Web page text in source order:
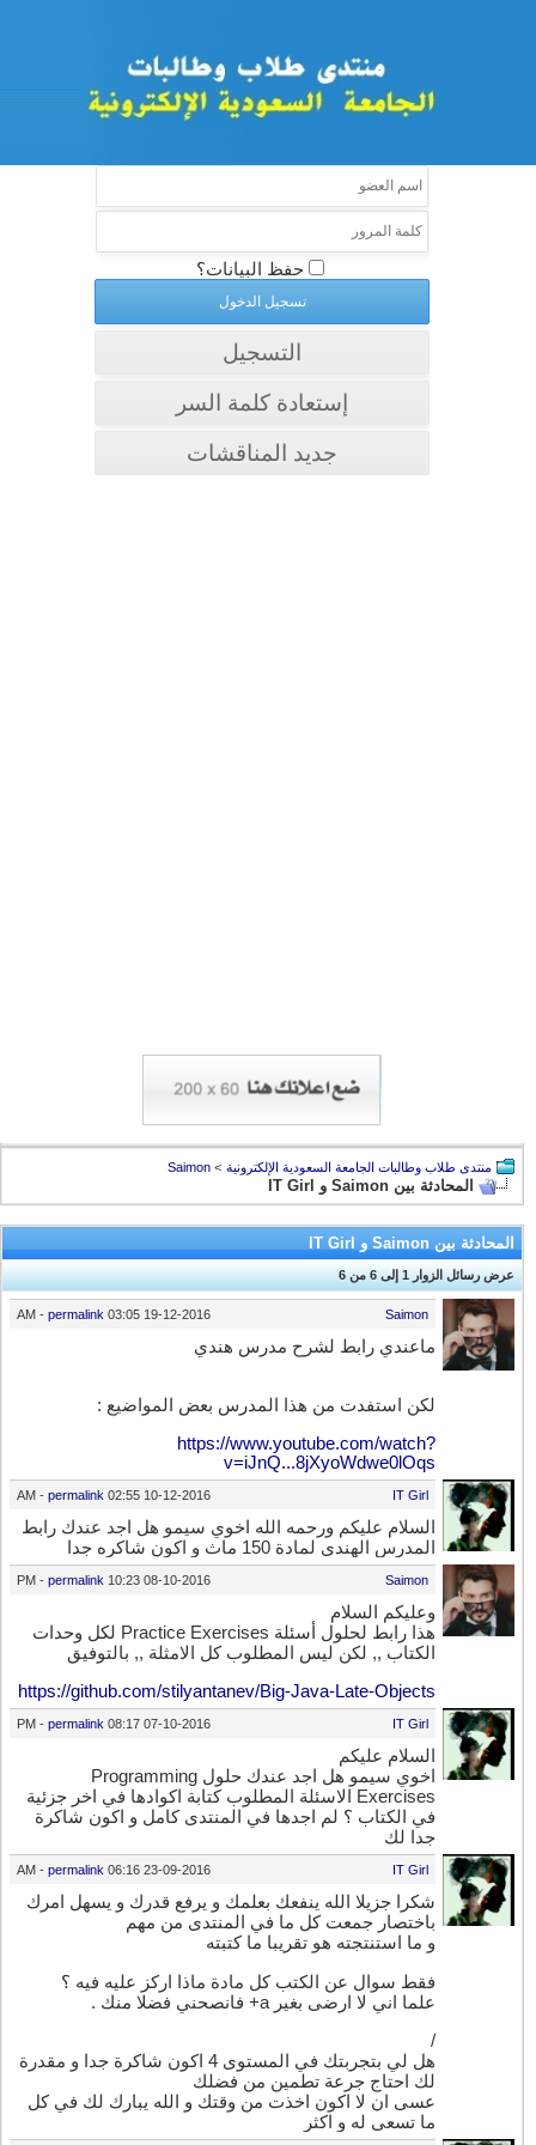
حفظ البيانات؟
التسجيل
إستعادة كلمة السر
جديد المناقشات
منتدى طلاب وطالبات الجامعة السعودية الإلكترونية >
Saimon
المحادثة بين Saimon و IT Girl
المحادثة بين Saimon و IT Girl
عرض رسائل الزوار 1 إلى 6من6
19-12-2016
03:05 AM
-permalink Saimon
ماعندي رابط لشرح مدرس هندي
لكن استفدت من هذا المدرس بعض المواضيع :
https://www.youtube.com/watch?
v=iJnQ...8jXyoWdwe0lOqs
10-12-2016
02:55 AM
-permalink IT Girl
السلام عليكم ورحمه الله اخوي سيمو هل اجد عندك رابط
المدرس الهندي لمادة 150 ماث و اكون شاكره جدا
08-10-2016
10:23 PM
-permalink Saimon
وعليكم السلام
هذا رابط لحلول أسئلة Practice Exercises لكل وحدات
الكتاب ,, لكن ليس المطلوب كل الامثلة ,, بالتوفيق
https://github.com/stilyantanev/Big-Java-Late-Objects
07-10-2016
08:17 PM
-permalink IT Girl
السلام عليكم
اخوي سيمو هل اجد عندك حلول Programming
Exercises الاسئلة المطلوب كتابة اكوادها في اخر جزئية
في الكتاب ؟ لم اجدها في المنتدى كامل و اكون شاكرة
جدا لك
23-09-2016
06:16 AM
-permalink IT Girl
شكرا جزيلا الله ينفعك بعلمك و يرفع قدرك و يسهل امرك
باختصار جمعت كل ما في المنتدى من مهم
و ما استنتجته هو تقريبا ما كتبته
فقط سوال عن الكتب كل مادة ماذا اركز عليه فيه ؟
علما اني لا ارضى بغير a+ فانصحني فضلا منك .
هل لي بتجربتك في المستوى 4 اكون شاكرة جدا و مقدرة
لك احتاج جرعة تطمين من فضلك
عسى ان لا اكون اخذت من وقتك و الله يبارك لك في كل
ما تسعى له و اكثر